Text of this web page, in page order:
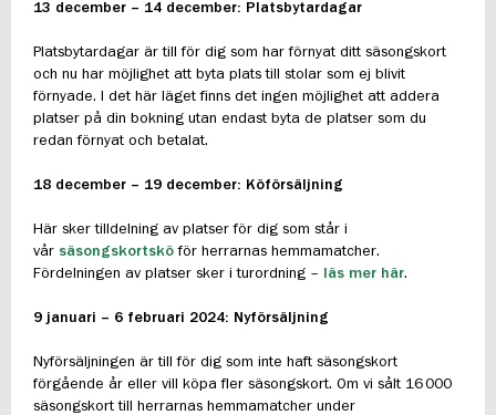
13 december – 14 december: Platsbytardagar
Platsbytardagar är till för dig som har förnyat ditt säsongskort
och nu har möjlighet att byta plats till stolar som ej blivit
förnyade. I det här läget finns det ingen möjlighet att addera
platser på din bokning utan endast byta de platser som du
redan förnyat och betalat.
18 december – 19 december: Köförsäljning
Här sker tilldelning av platser för dig som står i
vår säsongskortskö för herrarnas hemmamatcher.
Fördelningen av platser sker i turordning –
läs mer här.
9 januari – 6 februari 2024: Nyförsäljning
Nyförsäljningen är till för dig som inte haft säsongskort
förgående år eller vill köpa fler säsongskort. Om vi sålt 16 000
säsongskort till herrarnas hemmamatcher under